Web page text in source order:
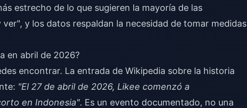
estrecho de lo que sugieren la mayoría de las
y los datos respaldan la necesidad de tomar medidas
en abril de 2026?
encontrar. La entrada de Wikipedia sobre la historia
"El 27 de abril de 2026, Likee comenzó a
en Indonesia". Es un evento documentado, no una